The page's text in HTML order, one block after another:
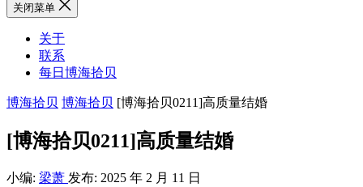
关闭菜单
关于
联系
每日博海拾贝
博海拾贝 博海拾贝 [博海拾贝0211]高质量结婚
[博海拾贝0211]高质量结婚
小编: 梁萧 发布: 2025 年 2 月 11 日